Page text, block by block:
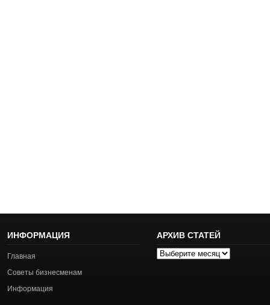
ИНФОРМАЦИЯ
Главная
Советы бизнесменам
Информация
АРХИВ СТАТЕЙ
Архив